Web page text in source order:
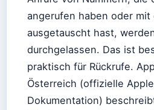
angerufen haben oder mit
ausgetauscht hast,
durchgelassen. Das ist
praktisch für Rückrufe.
Österreich (offizielle
Dokumentation)